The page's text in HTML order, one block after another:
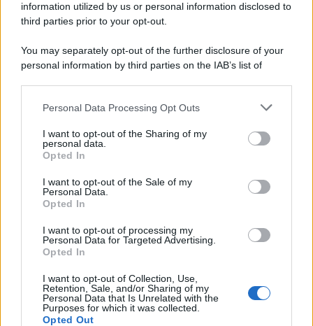
information utilized by us or personal information disclosed to
third parties prior to your opt-out.
You may separately opt-out of the further disclosure of your
personal information by third parties on the IAB’s list of
This information may also be disclosed by us to third parties
disclose it to other third parties.
Please note that this website/app uses one or more Google
services and may gather and store information including but
not limited to your visit or usage behaviour. You may click to
grant or deny consent to Google and its third-party tags to
consent section.
Personal Data Processing Opt Outs
I want to opt-out of the Sharing of my
personal data.
Opted In
I want to opt-out of the Sale of my
Personal Data.
Opted In
I want to opt-out of processing my
Personal Data for Targeted Advertising.
Opted In
I want to opt-out of Collection, Use,
Retention, Sale, and/or Sharing of my
Personal Data that Is Unrelated with the
Purposes for which it was collected.
Opted Out